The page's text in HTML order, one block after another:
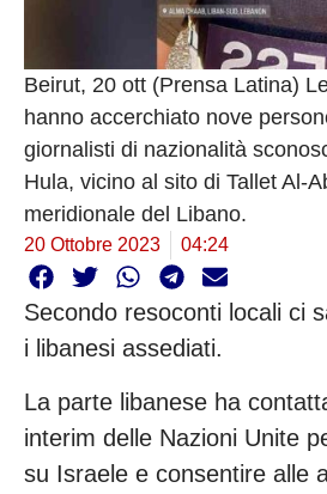
Beirut, 20 ott (Prensa Latina)
hanno accerchiato nove
giornalisti di nazionalità
Hula, vicino al sito di Tallet Al-
meridionale del Libano.
20 Ottobre 2023 04:24
Secondo resoconti locali ci
i libanesi assediati.
La parte libanese ha
interim delle Nazioni Unite
su Israele e consentire alle